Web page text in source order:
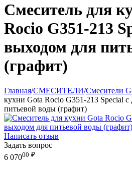
Смеситель для
Rocio G351-213
выходом для
(графит)
Главная/СМЕСИТЕЛИ/Смесители
кухни Gota Rocio G351-213 Special
питьевой воды (графит)
Написать отзыв
Задать вопрос
6 07000 ₽